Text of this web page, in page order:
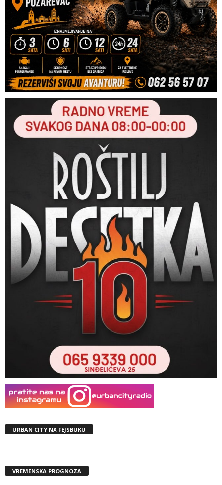
URBAN CITY NA FEJSBUKU
VREMENSKA PROGNOZA